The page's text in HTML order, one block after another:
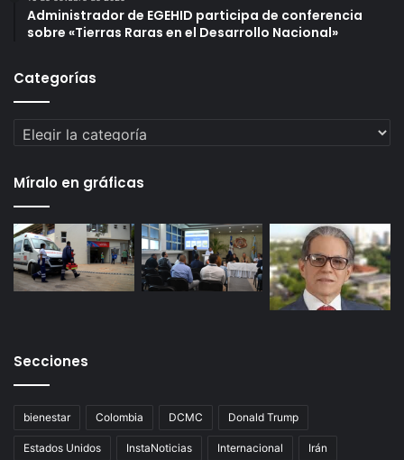
Administrador de EGEHID participa de conferencia
sobre «Tierras Raras en el Desarrollo Nacional»
Categorías
Categorías
Míralo en gráficas
Secciones
bienestar Colombia DCMC Donald Trump
Estados Unidos InstaNoticias Internacional Irán